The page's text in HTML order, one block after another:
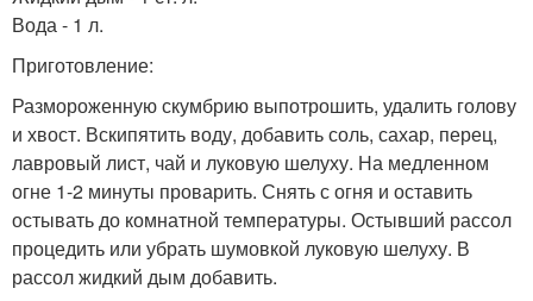
Вода - 1 л.
Приготовление:
Размороженную скумбрию выпотрошить, удалить голову
и хвост. Вскипятить воду, добавить соль, сахар, перец,
лавровый лист, чай и луковую шелуху. На медленном
огне 1-2 минуты проварить. Снять с огня и оставить
остывать до комнатной температуры. Остывший рассол
процедить или убрать шумовкой луковую шелуху. В
рассол жидкий дым добавить.